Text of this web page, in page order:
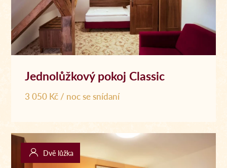
Jednolůžkový pokoj Classic
3 050 Kč / noc se snídaní
Dvě lůžka